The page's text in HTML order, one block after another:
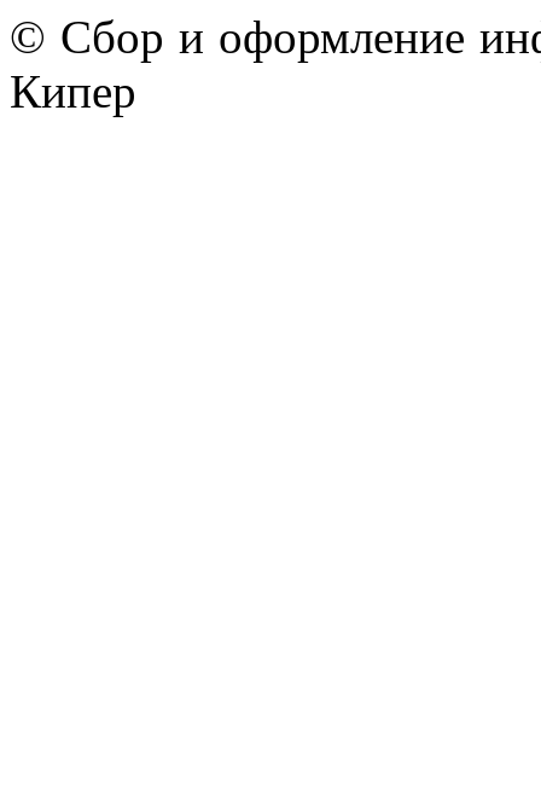
© Сбор и оформление
Кипер